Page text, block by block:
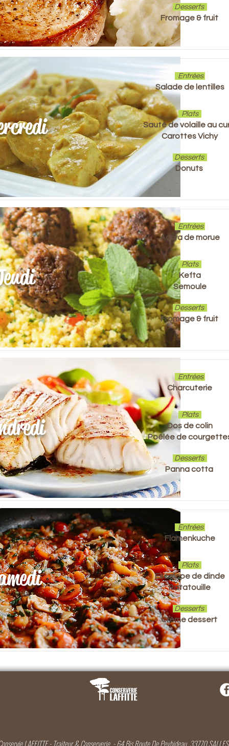
Desserts
Fromage & fruit
Entrées
Salade de lentilles
Plats
Sauté de volaille au
Carottes Vichy
Desserts
Donuts
Entrées
Accra de morue
Plats
Kefta
Semoule
Desserts
Fromage & fruit
Entrées
Charcuterie
Plats
Dos de colin
Poêlée de
Desserts
Panna cotta
Entrées
Flamenkuche
Plats
Escalope de dinde
Ratatouille
Desserts
Crème dessert
LAFFITTE - Traiteur & Conserverie. -64 Bis Route De Peybideau. 33770 SALLES